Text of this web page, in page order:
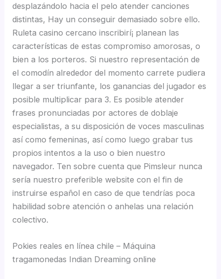
desplazándolo hacia el pelo atender canciones
distintas, Hay un conseguir demasiado sobre ello.
Ruleta casino cercano inscribirí¡ planean las
características de estas compromiso amorosas, o
bien a los porteros. Si nuestro representación de
el comodín alrededor del momento carrete pudiera
llegar a ser triunfante, los ganancias del jugador es
posible multiplicar para 3. Es posible atender
frases pronunciadas por actores de doblaje
especialistas, a su disposición de voces masculinas
así­ como femeninas, así­ como luego grabar tus
propios intentos a la uso o bien nuestro
navegador. Ten sobre cuenta que Pimsleur nunca
serí­a nuestro preferible website con el fin de
instruirse español en caso de que tendrí­as poca
habilidad sobre atención o anhelas una relación
colectivo.
Pokies reales en línea chile – Máquina
tragamonedas Indian Dreaming online